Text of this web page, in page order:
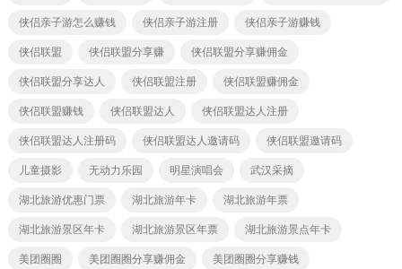
侠侣亲子游怎么赚钱 侠侣亲子游注册 侠侣亲子游赚钱
侠侣联盟 侠侣联盟分享赚 侠侣联盟分享赚佣金
侠侣联盟分享达人 侠侣联盟注册 侠侣联盟赚佣金
侠侣联盟赚钱 侠侣联盟达人 侠侣联盟达人注册
侠侣联盟达人注册码 侠侣联盟达人邀请码 侠侣联盟邀请码
儿童摄影 无动力乐园 明星演唱会 武汉采摘
湖北旅游优惠门票 湖北旅游年卡 湖北旅游年票
湖北旅游景区年卡 湖北旅游景区年票 湖北旅游景点年卡
美团圈圈 美团圈圈分享赚佣金 美团圈圈分享赚钱